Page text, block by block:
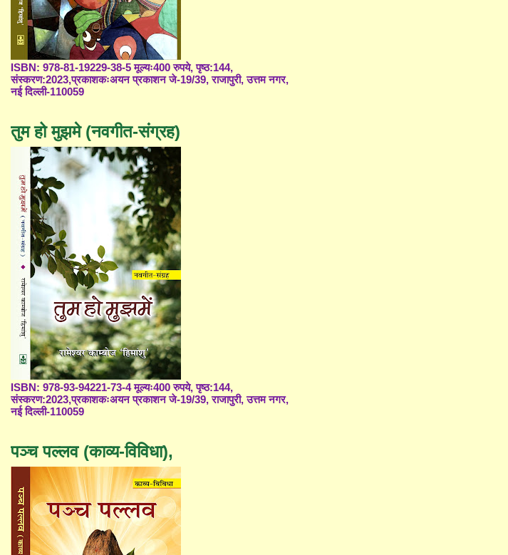
ISBN: 978-81-19229-38-5 मूल्यः400 रुपये, पृष्ठ:144,
संस्करण:2023,प्रकाशकःअयन प्रकाशन जे-19/39, राजापुरी, उत्तम नगर,
नई दिल्ली-110059
तुम हो मुझमे (नवगीत-संग्रह)
ISBN: 978-93-94221-73-4 मूल्यः400 रुपये, पृष्ठ:144,
संस्करण:2023,प्रकाशकःअयन प्रकाशन जे-19/39, राजापुरी, उत्तम नगर,
नई दिल्ली-110059
पञ्च पल्लव (काव्य-विविधा),